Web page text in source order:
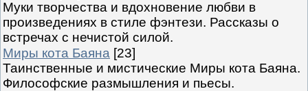
Муки творчества и вдохновение любви в
произведениях в стиле фэнтези. Рассказы о
встречах с нечистой силой.
Миры кота Баяна [23]
Таинственные и мистические Миры кота Баяна.
Философские размышления и пьесы.